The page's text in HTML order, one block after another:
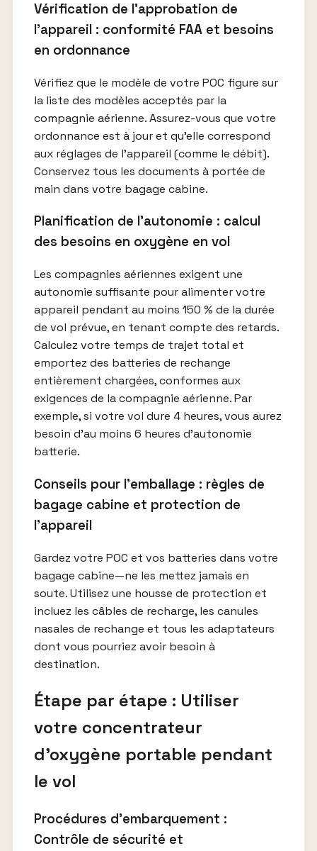
Vérification de l’approbation de
l’appareil : conformité FAA et besoins
en ordonnance
Vérifiez que le modèle de votre POC figure sur
la liste des modèles acceptés par la
compagnie aérienne. Assurez-vous que votre
ordonnance est à jour et qu’elle correspond
aux réglages de l’appareil (comme le débit).
Conservez tous les documents à portée de
main dans votre bagage cabine.
Planification de l’autonomie : calcul
des besoins en oxygène en vol
Les compagnies aériennes exigent une
autonomie suffisante pour alimenter votre
appareil pendant au moins 150 % de la durée
de vol prévue, en tenant compte des retards.
Calculez votre temps de trajet total et
emportez des batteries de rechange
entièrement chargées, conformes aux
exigences de la compagnie aérienne. Par
exemple, si votre vol dure 4 heures, vous aurez
besoin d’au moins 6 heures d’autonomie
batterie.
Conseils pour l’emballage : règles de
bagage cabine et protection de
l’appareil
Gardez votre POC et vos batteries dans votre
bagage cabine—ne les mettez jamais en
soute. Utilisez une housse de protection et
incluez les câbles de recharge, les canules
nasales de rechange et tous les adaptateurs
dont vous pourriez avoir besoin à
destination.
Étape par étape : Utiliser
votre concentrateur
d’oxygène portable pendant
le vol
Procédures d’embarquement :
Contrôle de sécurité et